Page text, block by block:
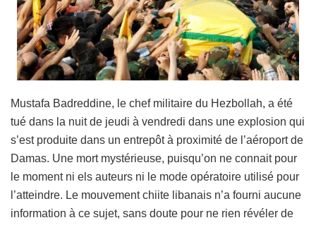
Mustafa Badreddine, le chef militaire du Hezbollah, a été
tué dans la nuit de jeudi à vendredi dans une explosion qui
s’est produite dans un entrepôt à proximité de l’aéroport de
Damas. Une mort mystérieuse, puisqu’on ne connait pour
le moment ni els auteurs ni le mode opératoire utilisé pour
l’atteindre. Le mouvement chiite libanais n’a fourni aucune
information à ce sujet, sans doute pour ne rien révéler de